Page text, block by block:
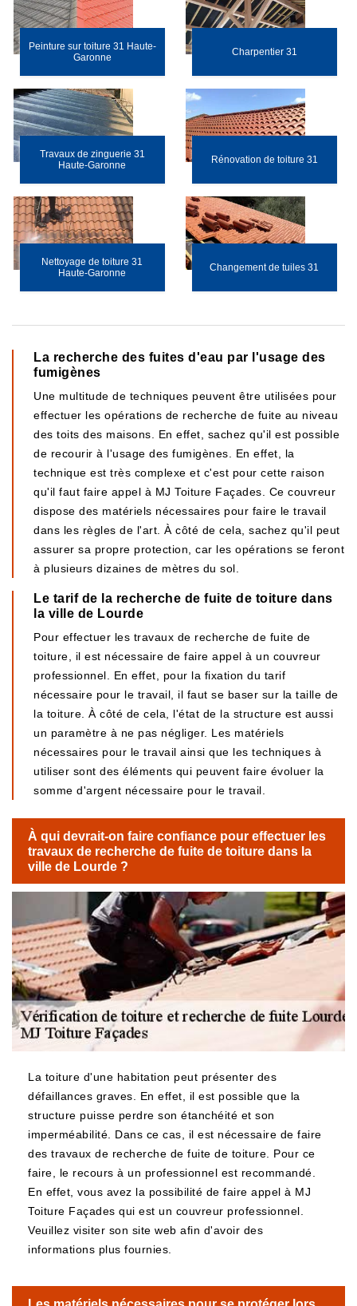
Peinture sur toiture 31 Haute-
Garonne
Charpentier 31
Travaux de zinguerie 31
Haute-Garonne
Rénovation de toiture 31
Nettoyage de toiture 31
Haute-Garonne
Changement de tuiles 31
La recherche des fuites d'eau par l'usage des
fumigènes
Une multitude de techniques peuvent être utilisées pour
effectuer les opérations de recherche de fuite au niveau
des toits des maisons. En effet, sachez qu'il est possible
de recourir à l'usage des fumigènes. En effet, la
technique est très complexe et c'est pour cette raison
qu'il faut faire appel à MJ Toiture Façades. Ce couvreur
dispose des matériels nécessaires pour faire le travail
dans les règles de l'art. À côté de cela, sachez qu'il peut
assurer sa propre protection, car les opérations se feront
à plusieurs dizaines de mètres du sol.
Le tarif de la recherche de fuite de toiture dans
la ville de Lourde
Pour effectuer les travaux de recherche de fuite de
toiture, il est nécessaire de faire appel à un couvreur
professionnel. En effet, pour la fixation du tarif
nécessaire pour le travail, il faut se baser sur la taille de
la toiture. À côté de cela, l'état de la structure est aussi
un paramètre à ne pas négliger. Les matériels
nécessaires pour le travail ainsi que les techniques à
utiliser sont des éléments qui peuvent faire évoluer la
somme d'argent nécessaire pour le travail.
À qui devrait-on faire confiance pour effectuer les
travaux de recherche de fuite de toiture dans la
ville de Lourde ?
La toiture d'une habitation peut présenter des
défaillances graves. En effet, il est possible que la
structure puisse perdre son étanchéité et son
imperméabilité. Dans ce cas, il est nécessaire de faire
des travaux de recherche de fuite de toiture. Pour ce
faire, le recours à un professionnel est recommandé.
En effet, vous avez la possibilité de faire appel à MJ
Toiture Façades qui est un couvreur professionnel.
Veuillez visiter son site web afin d'avoir des
informations plus fournies.